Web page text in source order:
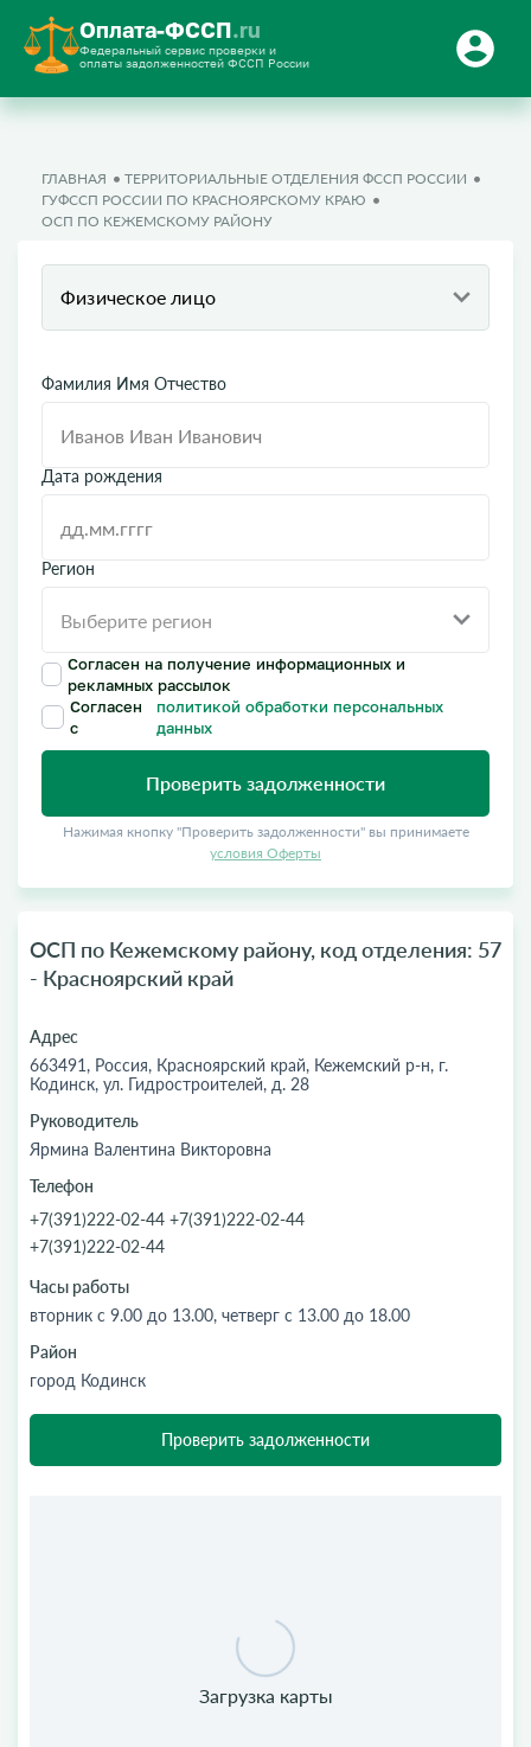
Оплата-ФССП.ru
Федеральный сервис проверки и
оплаты задолженностей ФССП России
ГЛАВНАЯ
ТЕРРИТОРИАЛЬНЫЕ ОТДЕЛЕНИЯ ФССП РОССИИ
ГУФССП РОССИИ ПО КРАСНОЯРСКОМУ КРАЮ
ОСП ПО КЕЖЕМСКОМУ РАЙОНУ
Физическое лицо
Фамилия Имя Отчество
Дата рождения
Регион
Согласен на получение информационных и
рекламных рассылок
Согласен
с
политикой обработки персональных
данных
Проверить задолженности
Нажимая кнопку "Проверить задолженности" вы принимаете
условия Оферты
ОСП по Кежемскому району, код отделения: 57
- Красноярский край
Адрес
663491, Россия, Красноярский край, Кежемский р-н, г.
Кодинск, ул. Гидростроителей, д. 28
Руководитель
Ярмина Валентина Викторовна
Телефон
+7(391)222-02-44 +7(391)222-02-44
+7(391)222-02-44
Часы работы
вторник с 9.00 до 13.00, четверг с 13.00 до 18.00
Район
город Кодинск
Проверить задолженности